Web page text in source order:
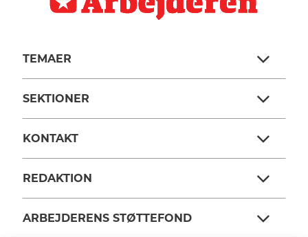
TEMAER
SEKTIONER
KONTAKT
REDAKTION
ARBEJDERENS STØTTEFOND